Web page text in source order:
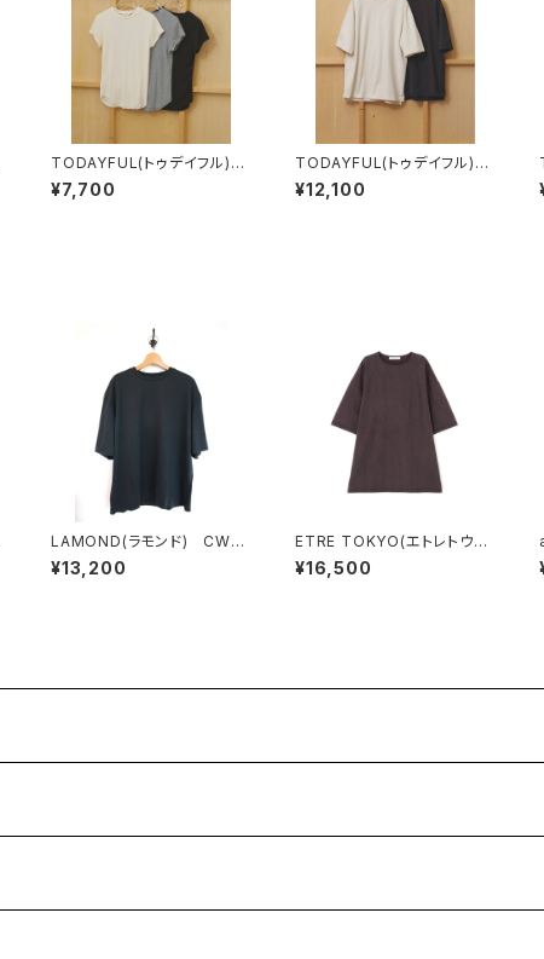
TODAYFUL(トゥデイフル)
Soft Fraice T-shirts
¥7,700
TODAYFUL(トゥデイフル)
Boyfriend Halfsleeve T-
shirt
¥12,100
LAMOND(ラモンド) CWO
OL TEE
¥13,200
ETRE TOKYO(エトレトウキ
ョウ) キュプラジャージオー
バーサイズTee
¥16,500